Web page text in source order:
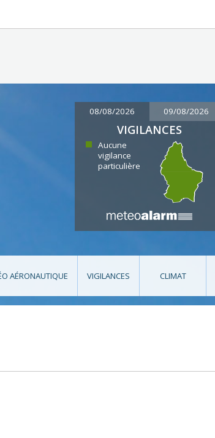
08/08/2026 09/08/2026
VIGILANCES
Aucune
vigilance
particulière
AÉRONAUTIQUE VIGILANCES CLIMAT